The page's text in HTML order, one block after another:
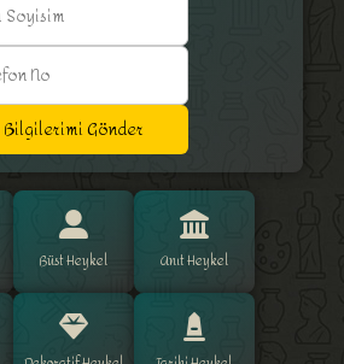
Bilgilerimi Gönder
Büst Heykel Anıt Heykel